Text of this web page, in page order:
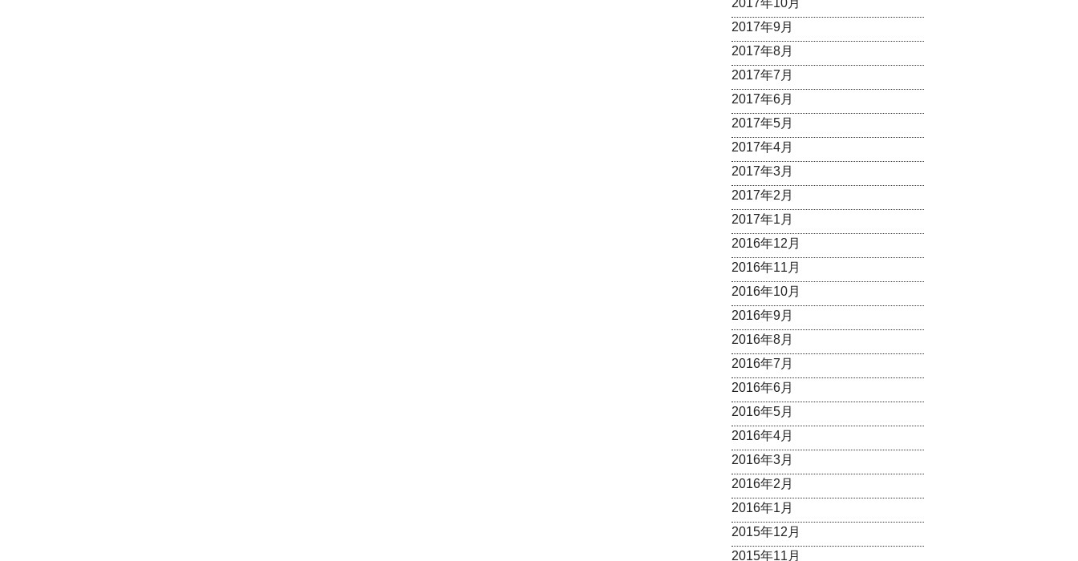
2017年9月
2017年8月
2017年7月
2017年6月
2017年5月
2017年4月
2017年3月
2017年2月
2017年1月
2016年12月
2016年11月
2016年10月
2016年9月
2016年8月
2016年7月
2016年6月
2016年5月
2016年4月
2016年3月
2016年2月
2016年1月
2015年12月
2015年11月